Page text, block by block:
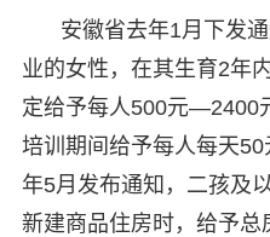
安徽省去年1月下发
业的女性，在其生育2年
定给予每人500元—2400
培训期间给予每人每天
年5月发布通知，二孩及
新建商品住房时，给予